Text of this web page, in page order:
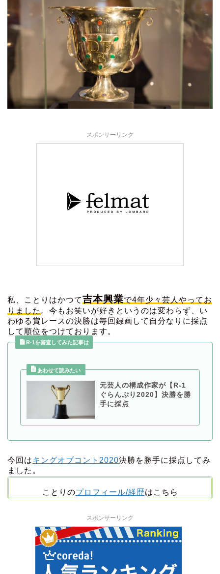
スポンサーリンク
私、ことりはかつて吉本興業で4年少々芸人やってお
りました 。今もお笑いが好きというのは変わらず、い
わゆる賞レースの決勝は毎回録画して自分なりに採点
して順位をつけております。
R-1を審査してみた記事は
元芸人の構成作家が【R-1
ぐらんぷり2020】決勝を勝
手に採点
今回はキングオブコント2020決勝を勝手に採点してみ
ました。
ことりのプロフィール/経歴はこちら
スポンサーリンク